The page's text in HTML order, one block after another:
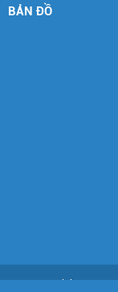
BẢN ĐỒ
Copyright © ĐẠT